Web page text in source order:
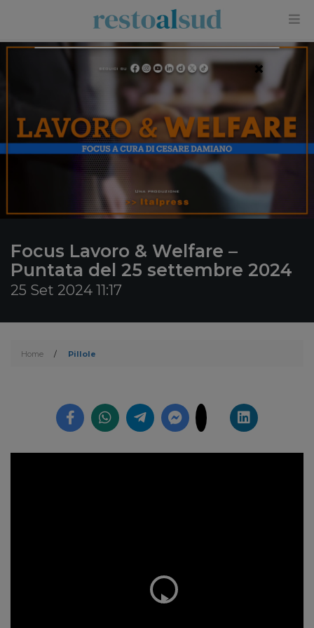
Focus Lavoro & Welfare –
Puntata del 25 settembre 2024
25 Set 2024 11:17
Home / Pillole
Play
×